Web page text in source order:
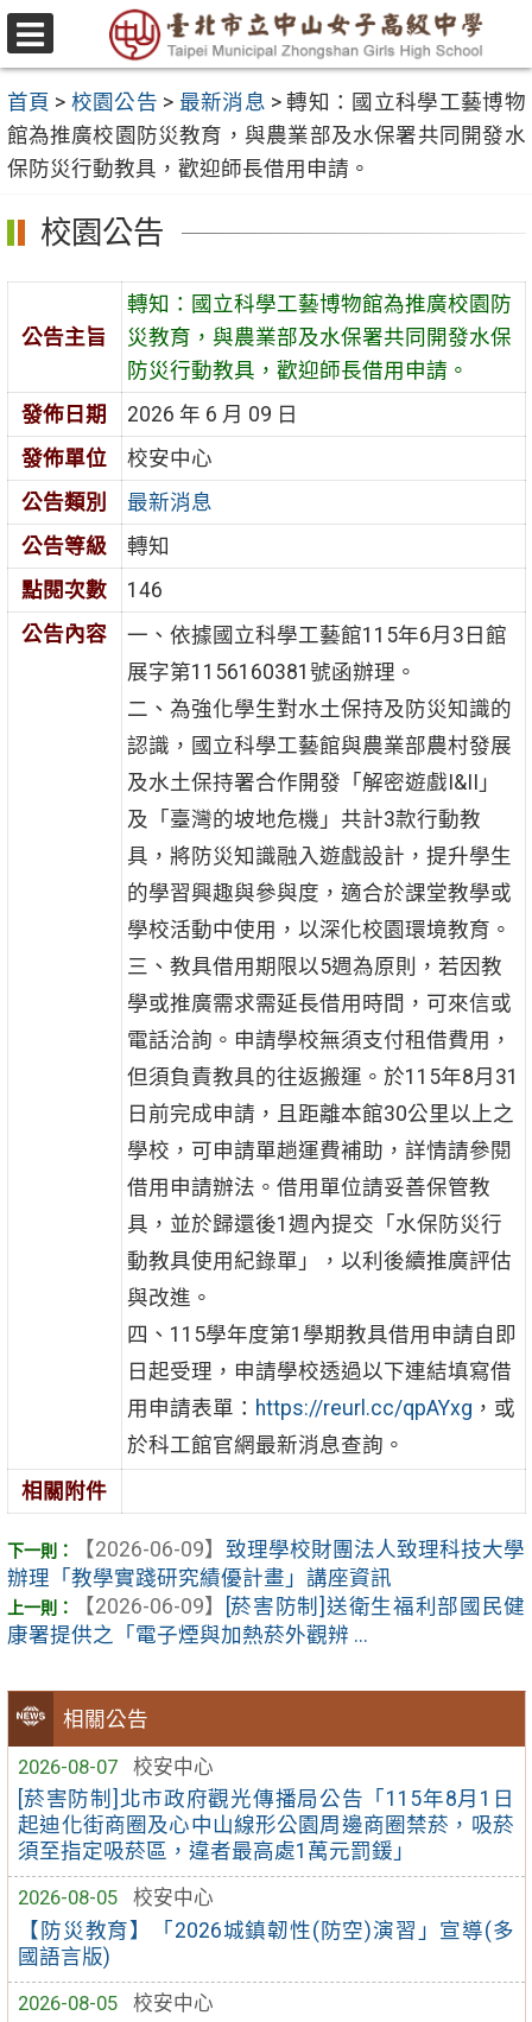
跳
至
要
內
容
區
選
單
首頁 > 校園公告 > 最新消息 >轉知：國立科學工藝博物
館為推廣校園防災教育，與農業部及水保署共同開發水
保防災行動教具，歡迎師長借用申請。
相關公告
2026-08-07
校安中心
[菸害防制]北市政府觀光傳播局公告「115年8月1日
起迪化街商圈及心中山線形公園周邊商圈禁菸，吸菸
須至指定吸菸區，違者最高處1萬元罰鍰」
2026-08-05
校安中心
【防災教育】「2026城鎮韌性(防空)演習」宣導(多
國語言版)
2026-08-05
校安中心
校園公告
公告主旨
轉知：國立科學工藝博物館為推廣校園防
災教育，與農業部及水保署共同開發水保
防災行動教具，歡迎師長借用申請。
發佈日期
2026 年 6 月 09 日
發佈單位
校安中心
公告類別
最新消息
公告等級
轉知
點閱次數
146
公告內容
一、依據國立科學工藝館115年6月3日館
展字第1156160381號函辦理。
二、為強化學生對水土保持及防災知識的
認識，國立科學工藝館與農業部農村發展
及水土保持署合作開發「解密遊戲I&II」
及「臺灣的坡地危機」共計3款行動教
具，將防災知識融入遊戲設計，提升學生
的學習興趣與參與度，適合於課堂教學或
學校活動中使用，以深化校園環境教育。
三、教具借用期限以5週為原則，若因教
學或推廣需求需延長借用時間，可來信或
電話洽詢。申請學校無須支付租借費用，
但須負責教具的往返搬運。於115年8月31
日前完成申請，且距離本館30公里以上之
學校，可申請單趟運費補助，詳情請參閱
借用申請辦法。借用單位請妥善保管教
具，並於歸還後1週內提交「水保防災行
動教具使用紀錄單」，以利後續推廣評估
與改進。
四、115學年度第1學期教具借用申請自即
日起受理，申請學校透過以下連結填寫借
用申請表單： https://reurl.cc/qpAYxg ，或
於科工館官網最新消息查詢。
相關附件
【2026-06-09】 致理學校財團法人致理科技大學
辦理「教學實踐研究績優計畫」講座資訊
【2026-06-09】
[菸害防制]送衛生福利部國民健
康署提供之「電子煙與加熱菸外觀辨 ...